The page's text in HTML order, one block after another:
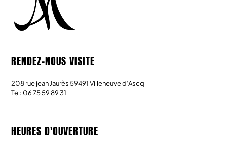
RENDEZ-NOUS VISITE
208 rue jean Jaurès 59491 Villeneuve d’Ascq
Tel: 06 75 59 89 31
HEURES D'OUVERTURE